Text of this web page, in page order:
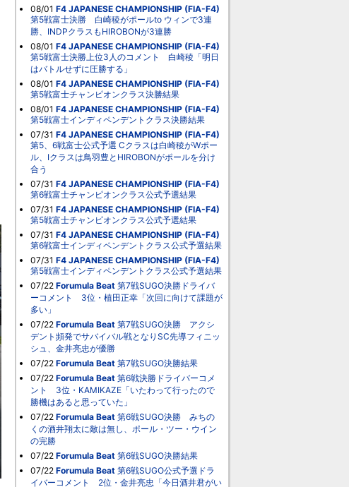
08/01 F4 JAPANESE CHAMPIONSHIP (FIA-F4)
第5戦富士決勝 白崎稜がポールto ウィンで3連
勝、INDPクラスもHIROBONが3連勝
08/01 F4 JAPANESE CHAMPIONSHIP (FIA-F4)
第5戦富士決勝上位3人のコメント 白崎稜「明日
はバトルせずに圧勝する」
08/01 F4 JAPANESE CHAMPIONSHIP (FIA-F4)
第5戦富士チャンピオンクラス決勝結果
08/01 F4 JAPANESE CHAMPIONSHIP (FIA-F4)
第5戦富士インディペンデントクラス決勝結果
07/31 F4 JAPANESE CHAMPIONSHIP (FIA-F4)
第5、6戦富士公式予選 Cクラスは白崎稜がWポー
ル、Iクラスは鳥羽豊とHIROBONがポールを分け
合う
07/31 F4 JAPANESE CHAMPIONSHIP (FIA-F4)
第6戦富士チャンピオンクラス公式予選結果
07/31 F4 JAPANESE CHAMPIONSHIP (FIA-F4)
第5戦富士チャンピオンクラス公式予選結果
07/31 F4 JAPANESE CHAMPIONSHIP (FIA-F4)
第6戦富士インディペンデントクラス公式予選結果
07/31 F4 JAPANESE CHAMPIONSHIP (FIA-F4)
第5戦富士インディペンデントクラス公式予選結果
07/22 Forumula Beat 第7戦SUGO決勝ドライバ
ーコメント 3位・植田正幸「次回に向けて課題が
多い」
07/22 Forumula Beat 第7戦SUGO決勝 アクシ
デント頻発でサバイバル戦となりSC先導フィニッ
シュ、金井亮忠が優勝
07/22 Forumula Beat 第7戦SUGO決勝結果
07/22 Forumula Beat 第6戦決勝ドライバーコメ
ント 3位・KAMIKAZE「いたわって行ったので
勝機はあると思っていた」
07/22 Forumula Beat 第6戦SUGO決勝 みちの
くの酒井翔太に敵は無し、ポール・ツー・ウイン
の完勝
07/22 Forumula Beat 第6戦SUGO決勝結果
07/22 Forumula Beat 第6戦SUGO公式予選ドラ
イバーコメント 2位・金井亮忠「今日酒井君がい